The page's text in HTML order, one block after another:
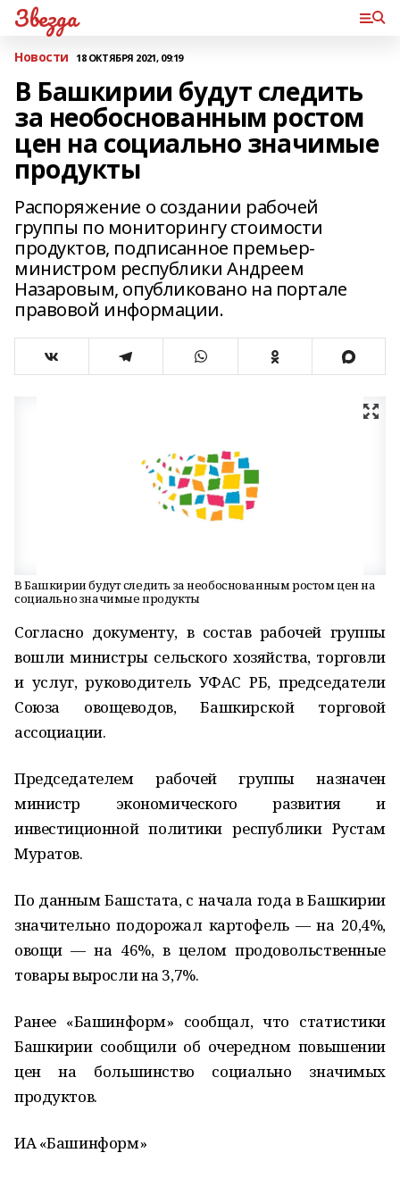
Звезда
Новости 18 ОКТЯБРЯ 2021, 09:19
В Башкирии будут следить
за необоснованным ростом
цен на социально значимые
продукты
Распоряжение о создании рабочей
группы по мониторингу стоимости
продуктов, подписанное премьер-
министром республики Андреем
Назаровым, опубликовано на портале
правовой информации.
В Башкирии будут следить за необоснованным ростом цен на
социально значимые продукты
Согласно документу, в состав рабочей группы
вошли министры сельского хозяйства, торговли
и услуг, руководитель УФАС РБ, председатели
Союза овощеводов, Башкирской торговой
ассоциации.
Председателем рабочей группы назначен
министр экономического развития и
инвестиционной политики республики Рустам
Муратов.
По данным Башстата, с начала года в Башкирии
значительно подорожал картофель — на 20,4%,
овощи — на 46%, в целом продовольственные
товары выросли на 3,7%.
Ранее «Башинформ» сообщал, что статистики
Башкирии сообщили об очередном повышении
цен на большинство социально значимых
продуктов.
ИА «Башинформ»